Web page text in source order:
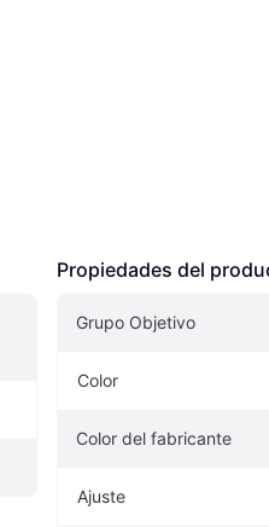
Propiedades del
Grupo Objetivo
Color
Color del fabricante
Ajuste